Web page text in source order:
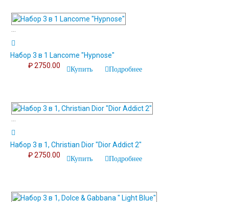
...
Набор 3 в 1 Lancome "Hypnose"
₽ 2750.00
Купить Подробнее
...
Набор 3 в 1, Christian Dior "Dior Addict 2"
₽ 2750.00
Купить Подробнее